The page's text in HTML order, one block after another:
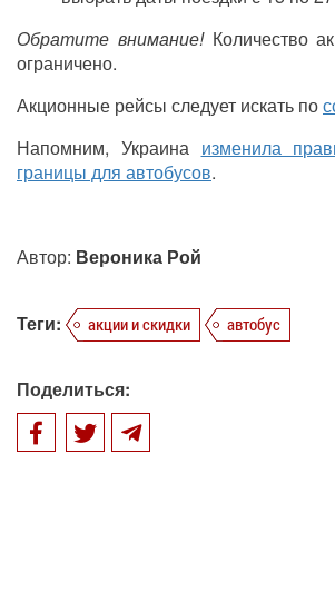
Обратите внимание! Количество
ограничено.
Акционные рейсы следует искать по
Напомним, Украина изменила
границы для автобусов.
Автор: Вероника Рой
Теги: акции и скидки автобус
Поделиться: